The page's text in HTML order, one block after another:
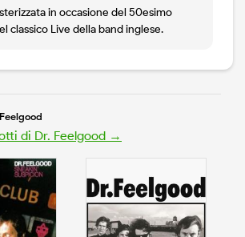
in occasione del 50esimo
classico Live della band inglese.
di Dr. Feelgood →